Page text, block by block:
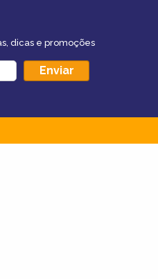
dicas e promoções